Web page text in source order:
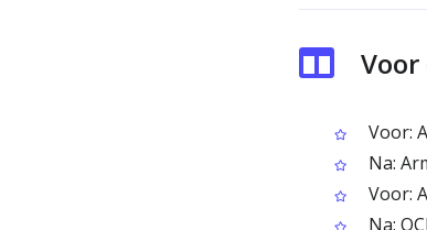
Voor:
Na:
Voor:
Na: